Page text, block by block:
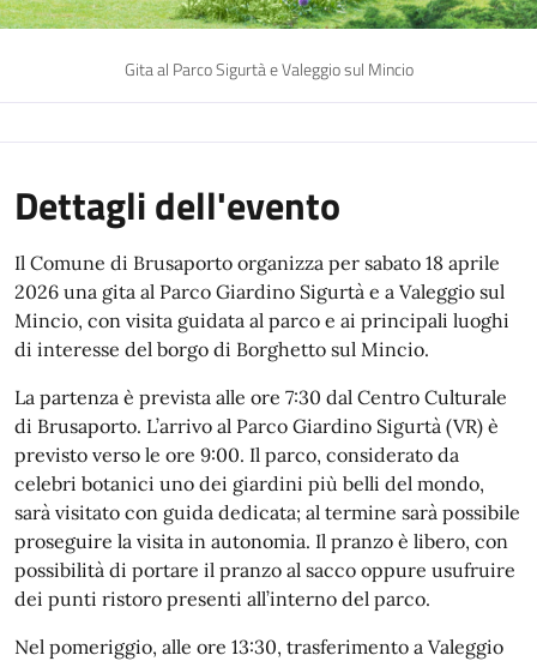
Gita al Parco Sigurtà e Valeggio sul Mincio
Dettagli dell'evento
Il Comune di Brusaporto organizza per sabato 18 aprile
2026 una gita al Parco Giardino Sigurtà e a Valeggio sul
Mincio, con visita guidata al parco e ai principali luoghi
di interesse del borgo di Borghetto sul Mincio.
La partenza è prevista alle ore 7:30 dal Centro Culturale
di Brusaporto. L’arrivo al Parco Giardino Sigurtà (VR) è
previsto verso le ore 9:00. Il parco, considerato da
celebri botanici uno dei giardini più belli del mondo,
sarà visitato con guida dedicata; al termine sarà possibile
proseguire la visita in autonomia. Il pranzo è libero, con
possibilità di portare il pranzo al sacco oppure usufruire
dei punti ristoro presenti all’interno del parco.
Nel pomeriggio, alle ore 13:30, trasferimento a Valeggio